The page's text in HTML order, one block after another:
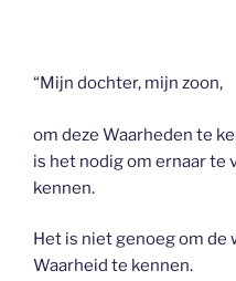
“Mijn dochter, mijn zoon,
om deze Waarheden te
is het nodig om ernaar te
kennen.
Het is niet genoeg om de
Waarheid te kennen.